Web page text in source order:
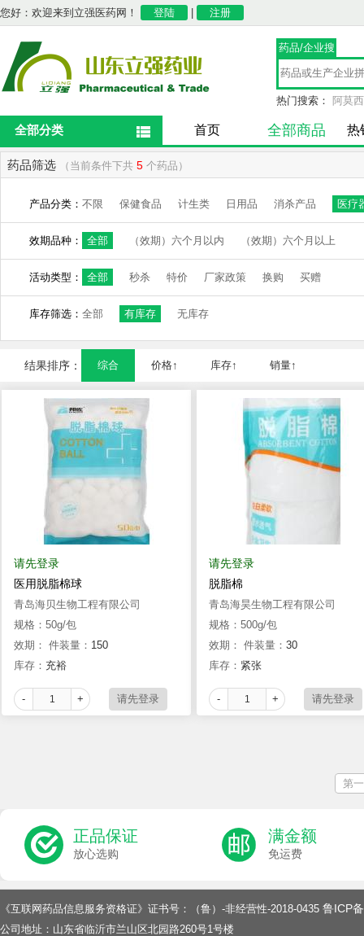
您好：欢迎来到立强医药网！ 登陆 注册
药品/企业搜
索
热门搜索： 阿莫
全部分类 首页 全部商品 热
药品筛选 （当前条件下共 5 个药品）
产品分类： 不限 保健食品 计生类 日用品 消杀产品 医疗
效期品种： 全部 （效期）六个月以内 （效期）六个月以上
活动类型： 全部 秒杀 特价 厂家政策 换购 买赠
库存筛选： 全部 有库存 无库存
结果排序： 综合 价格↑ 库存↑ 销量↑
请先登录
医用脱脂棉球
青岛海贝生物工程有限公司
规格：50g/包
效期： 件装量： 150
库存： 充裕
- +
请先登录
脱脂棉
青岛海昊生物工程有限公司
规格：500g/包
效期： 件装量： 30
库存： 紧张
- +
第
正品保证
放心选购
满金额
免运费
《互联网药品信息服务资格证》证书号：（鲁）-非经营性-2018-0435 鲁ICP
公司地址：山东省临沂市兰山区北园路260号1号楼